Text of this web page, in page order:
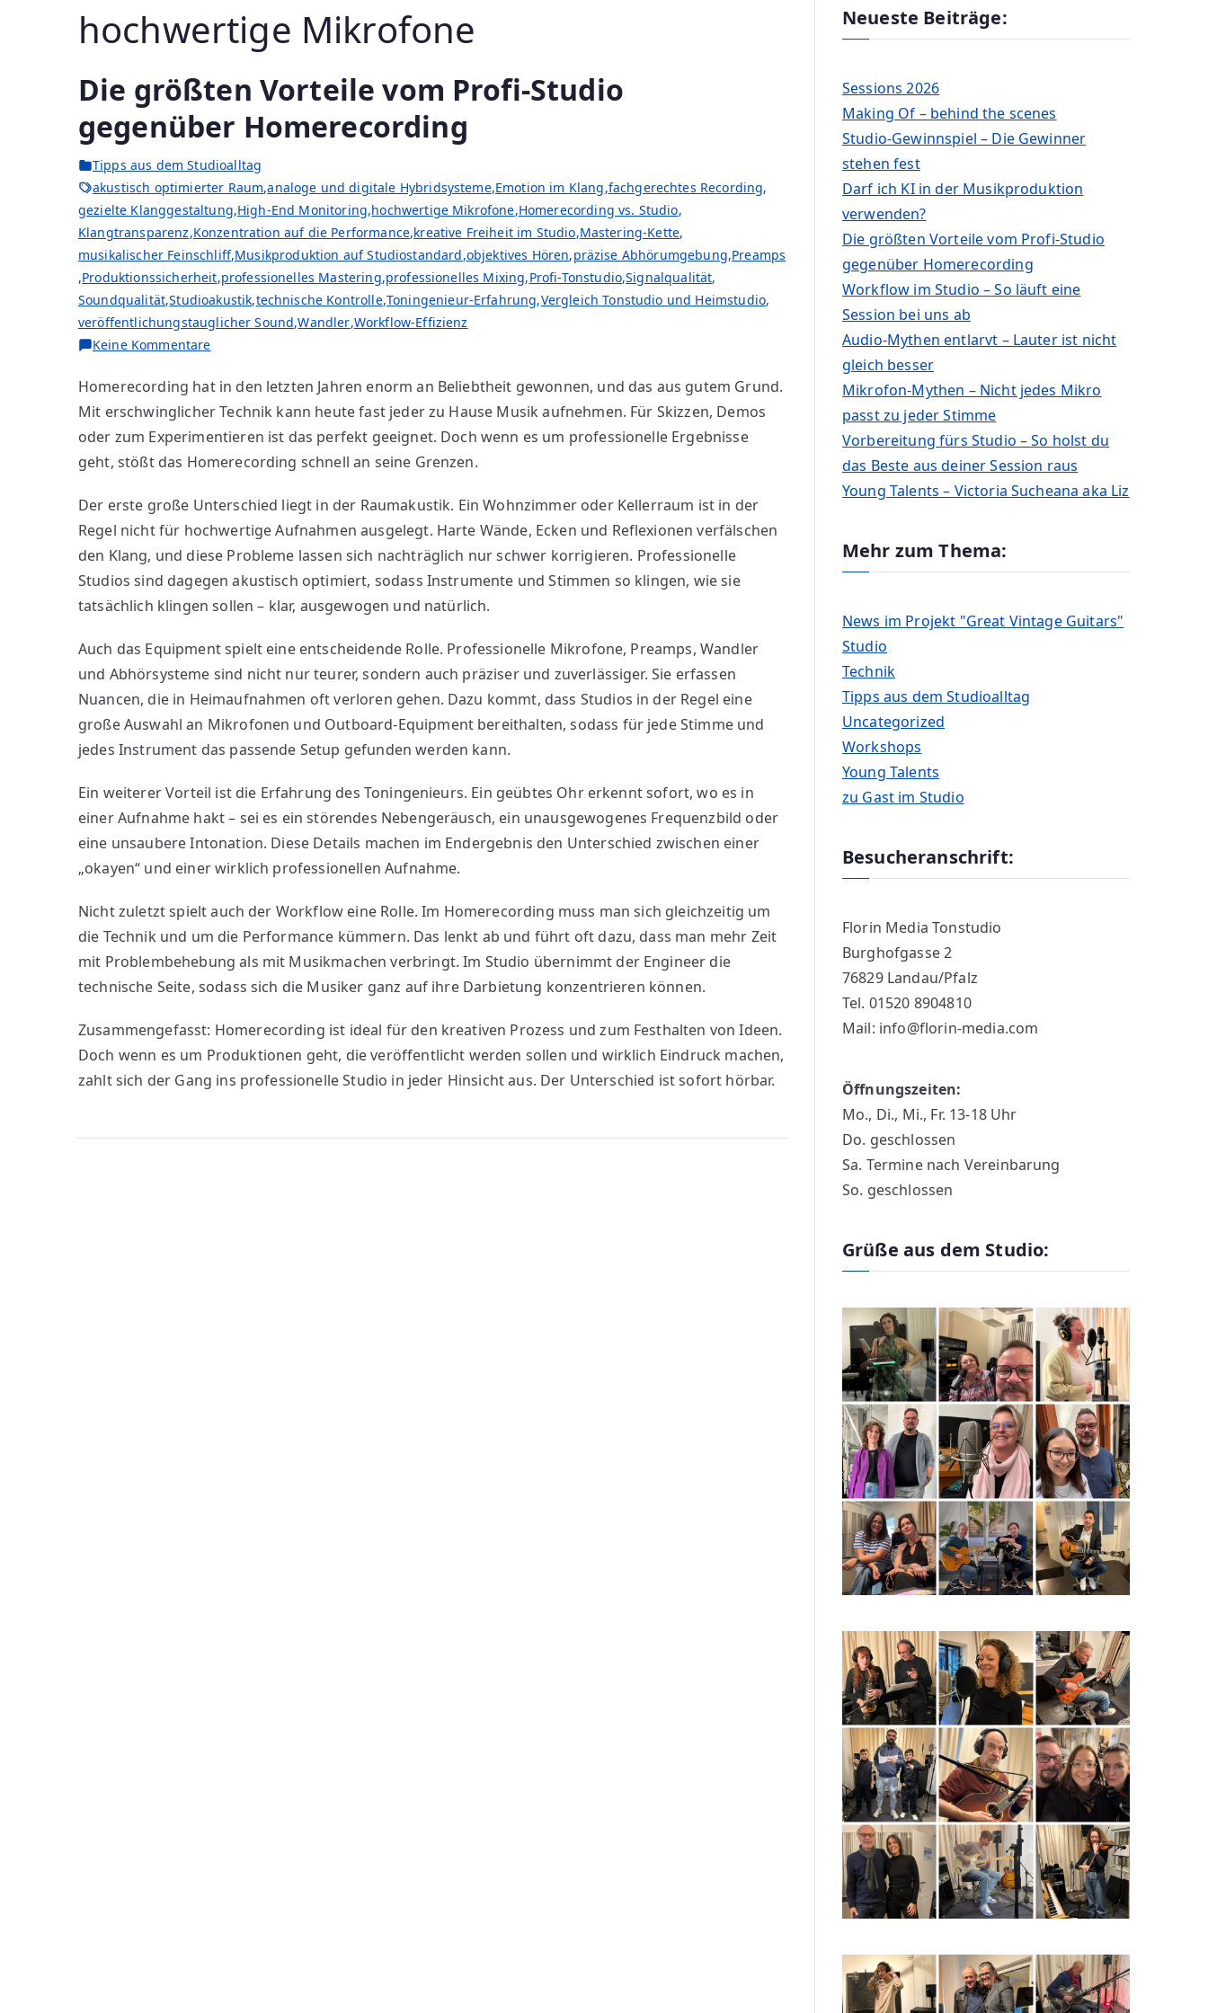
hochwertige Mikrofone
Die größten Vorteile vom Profi-Studio
gegenüber Homerecording
Tipps aus dem Studioalltag
akustisch optimierter Raum,analoge und digitale Hybridsysteme,Emotion im Klang,fachgerechtes Recording,
gezielte Klanggestaltung,High-End Monitoring,hochwertige Mikrofone,Homerecording vs. Studio,
Klangtransparenz,Konzentration auf die Performance,kreative Freiheit im Studio,Mastering-Kette,
musikalischer Feinschliff,Musikproduktion auf Studiostandard,objektives Hören,präzise Abhörumgebung,Preamps
,Produktionssicherheit,professionelles Mastering,professionelles Mixing,Profi-Tonstudio,Signalqualität,
Soundqualität,Studioakustik,technische Kontrolle,Toningenieur-Erfahrung,Vergleich Tonstudio und Heimstudio,
veröffentlichungstauglicher Sound,Wandler,Workflow-Effizienz
Keine Kommentarezu
größten
Vorteile
vom
Profi-
gegenüber
Homerecording
Homerecording hat in den letzten Jahren enorm an Beliebtheit gewonnen, und das aus gutem Grund.
Mit erschwinglicher Technik kann heute fast jeder zu Hause Musik aufnehmen. Für Skizzen, Demos
oder zum Experimentieren ist das perfekt geeignet. Doch wenn es um professionelle Ergebnisse
geht, stößt das Homerecording schnell an seine Grenzen.
Der erste große Unterschied liegt in der Raumakustik. Ein Wohnzimmer oder Kellerraum ist in der
Regel nicht für hochwertige Aufnahmen ausgelegt. Harte Wände, Ecken und Reflexionen verfälschen
den Klang, und diese Probleme lassen sich nachträglich nur schwer korrigieren. Professionelle
Studios sind dagegen akustisch optimiert, sodass Instrumente und Stimmen so klingen, wie sie
tatsächlich klingen sollen – klar, ausgewogen und natürlich.
Auch das Equipment spielt eine entscheidende Rolle. Professionelle Mikrofone, Preamps, Wandler
und Abhörsysteme sind nicht nur teurer, sondern auch präziser und zuverlässiger. Sie erfassen
Nuancen, die in Heimaufnahmen oft verloren gehen. Dazu kommt, dass Studios in der Regel eine
große Auswahl an Mikrofonen und Outboard-Equipment bereithalten, sodass für jede Stimme und
jedes Instrument das passende Setup gefunden werden kann.
Ein weiterer Vorteil ist die Erfahrung des Toningenieurs. Ein geübtes Ohr erkennt sofort, wo es in
einer Aufnahme hakt – sei es ein störendes Nebengeräusch, ein unausgewogenes Frequenzbild oder
eine unsaubere Intonation. Diese Details machen im Endergebnis den Unterschied zwischen einer
„okayen“ und einer wirklich professionellen Aufnahme.
Nicht zuletzt spielt auch der Workflow eine Rolle. Im Homerecording muss man sich gleichzeitig um
die Technik und um die Performance kümmern. Das lenkt ab und führt oft dazu, dass man mehr Zeit
mit Problembehebung als mit Musikmachen verbringt. Im Studio übernimmt der Engineer die
technische Seite, sodass sich die Musiker ganz auf ihre Darbietung konzentrieren können.
Zusammengefasst: Homerecording ist ideal für den kreativen Prozess und zum Festhalten von Ideen.
Doch wenn es um Produktionen geht, die veröffentlicht werden sollen und wirklich Eindruck machen,
zahlt sich der Gang ins professionelle Studio in jeder Hinsicht aus. Der Unterschied ist sofort hörbar.
Neueste Beiträge:
Sessions 2026
Making Of – behind the scenes
Studio-Gewinnspiel – Die Gewinner
stehen fest
Darf ich KI in der Musikproduktion
verwenden?
Die größten Vorteile vom Profi-Studio
gegenüber Homerecording
Workflow im Studio – So läuft eine
Session bei uns ab
Audio-Mythen entlarvt – Lauter ist nicht
gleich besser
Mikrofon-Mythen – Nicht jedes Mikro
passt zu jeder Stimme
Vorbereitung fürs Studio – So holst du
das Beste aus deiner Session raus
Young Talents – Victoria Sucheana aka Liz
Mehr zum Thema:
News im Projekt "Great Vintage Guitars"
Studio
Technik
Tipps aus dem Studioalltag
Uncategorized
Workshops
Young Talents
zu Gast im Studio
Besucheranschrift:
Florin Media Tonstudio
Burghofgasse 2
76829 Landau/Pfalz
Tel. 01520 8904810
Mail: info@florin-media.com
Öffnungszeiten:
Mo., Di., Mi., Fr. 13-18 Uhr
Do. geschlossen
Sa. Termine nach Vereinbarung
So. geschlossen
Grüße aus dem Studio: